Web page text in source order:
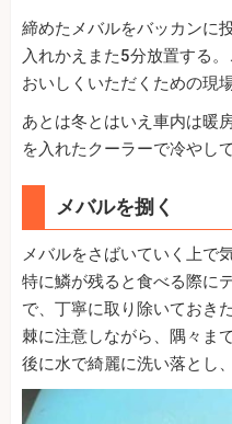
締めたメバルをバッカンに
入れかえまた5分放置する
おいしくいただくための現
あとは冬とはいえ車内は暖
を入れたクーラーで冷やし
メバルを捌く
メバルをさばいていく上で
特に鱗が残ると食べる際に
で、丁寧に取り除いておき
棘に注意しながら、隅々ま
後に水で綺麗に洗い落とし